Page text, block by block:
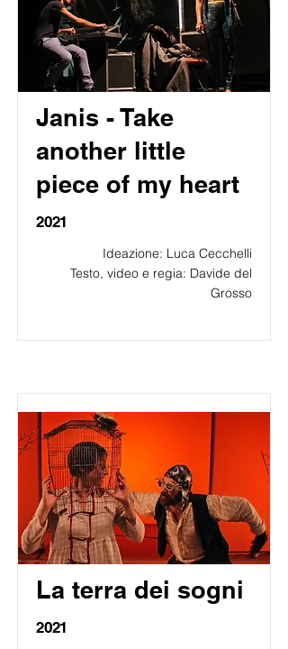
Janis - Take
another little
piece of my heart
2021
Ideazione: Luca Cecchelli
Testo, video e regia: Davide del
Grosso
La terra dei sogni
2021